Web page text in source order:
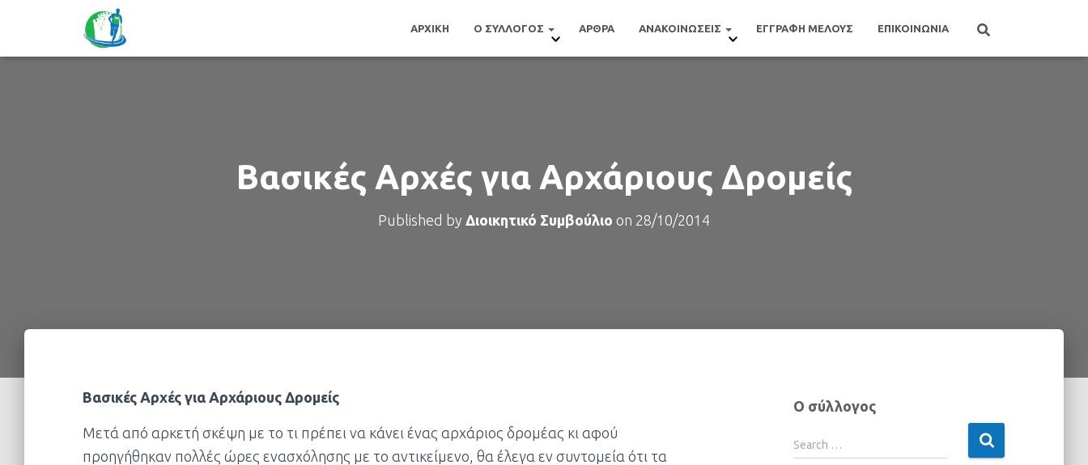
ΑΡΧΙΚΗ Ο ΣΥΛΛΟΓΟΣ ΑΡΘΡΑ ΑΝΑΚΟΙΝΩΣΕΙΣ ΕΓΓΡΑΦΗ ΜΕΛΟΥΣ ΕΠΙΚΟΙΝΩΝΙΑ
Βασικές Αρχές για Αρχάριους Δρομείς
Published by Διοικητικό Συμβούλιο on 28/10/2014
Βασικές Αρχές για Αρχάριους Δρομείς
Μετά από αρκετή σκέψη με το τι πρέπει να κάνει ένας αρχάριος δρομέας κι αφού
προηγήθηκαν πολλές ώρες ενασχόλησης με το αντικείμενο, θα έλεγα εν συντομεία ότι τα
Ο σύλλογος
Search …